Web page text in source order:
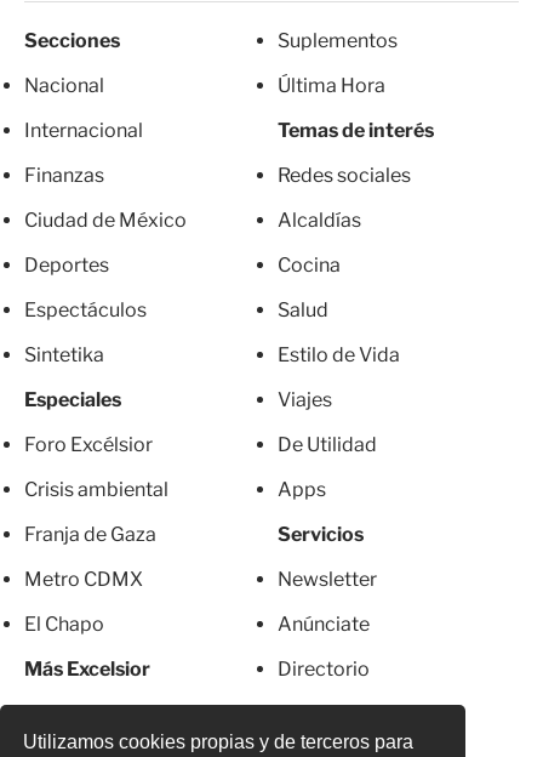
Utilizamos cookies propias y de terceros para
Secciones
Nacional
Internacional
Finanzas
Ciudad de México
Deportes
Espectáculos
Sintetika
Especiales
Foro Excélsior
Crisis ambiental
Franja de Gaza
Metro CDMX
El Chapo
Más Excelsior
Suplementos
Última Hora
Temas de interés
Redes sociales
Alcaldías
Cocina
Salud
Estilo de Vida
Viajes
De Utilidad
Apps
Servicios
Newsletter
Anúnciate
Directorio